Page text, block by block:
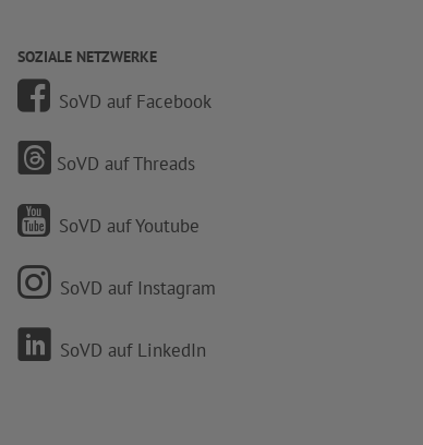
SOZIALE NETZWERKE
SoVD auf Facebook
SoVD auf Threads
SoVD auf Youtube
SoVD auf Instagram
SoVD auf LinkedIn